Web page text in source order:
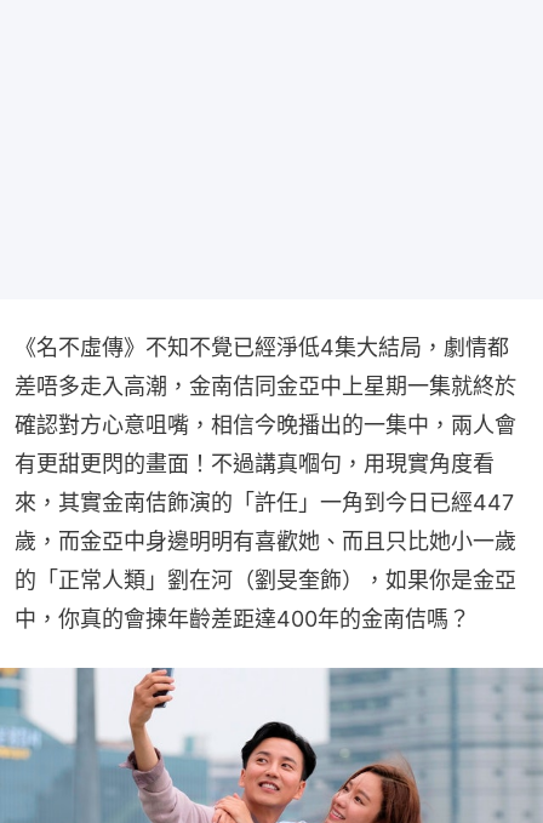
《名不虛傳》不知不覺已經淨低4集大結局，劇情都
差唔多走入高潮，金南佶同金亞中上星期一集就終於
確認對方心意咀嘴，相信今晚播出的一集中，兩人會
有更甜更閃的畫面！不過講真嗰句，用現實角度看
來，其實金南佶飾演的「許任」一角到今日已經447
歲，而金亞中身邊明明有喜歡她、而且只比她小一歲
的「正常人類」劉在河（劉旻奎飾），如果你是金亞
中，你真的會揀年齡差距達400年的金南佶嗎？